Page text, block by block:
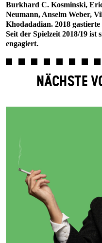
Burkhard C. Kosminski,
Neumann, Anselm Weber,
Khodadadian. 2018
Seit der Spielzeit 2018/19 ist
engagiert.
NÄCHSTE